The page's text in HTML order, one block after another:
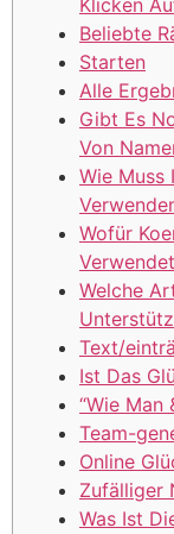
Klicken
Beliebte
Starten
Alle
Gibt Es
Von
Wie Muss
Wofür
Welche
Text/
Ist Das
“Wie Man
Team-
Online
Zufälliger
Was Ist